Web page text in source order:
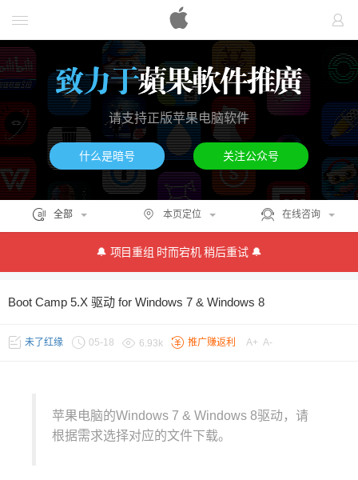
请支持正版苹果电脑软件
什么是暗号 关注公众号
全部 本页定位 在线咨询
🔔 项目重组 时而宕机 稍后重试 🔔
Boot Camp 5.X 驱动 for Windows 7 & Windows 8
未了红缘 05-18 6.93k 推广赚返利 A+ A-
苹果电脑的Windows 7 & Windows 8驱动，请
根据需求选择对应的文件下载。